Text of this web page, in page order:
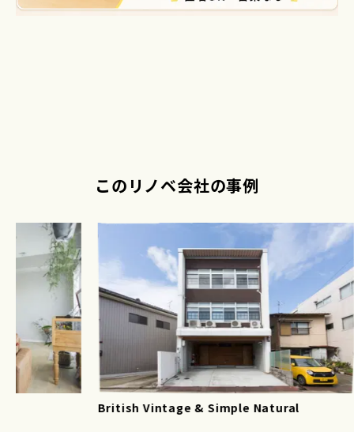
このリノベ会社の事例
British Vintage & Simple Natural